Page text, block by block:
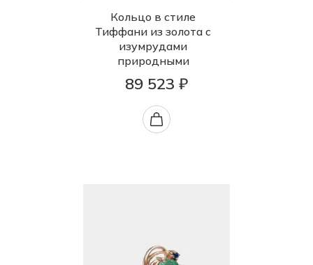
Кольцо в стиле
Тиффани из золота с
изумрудами
природными
89 523 ₽